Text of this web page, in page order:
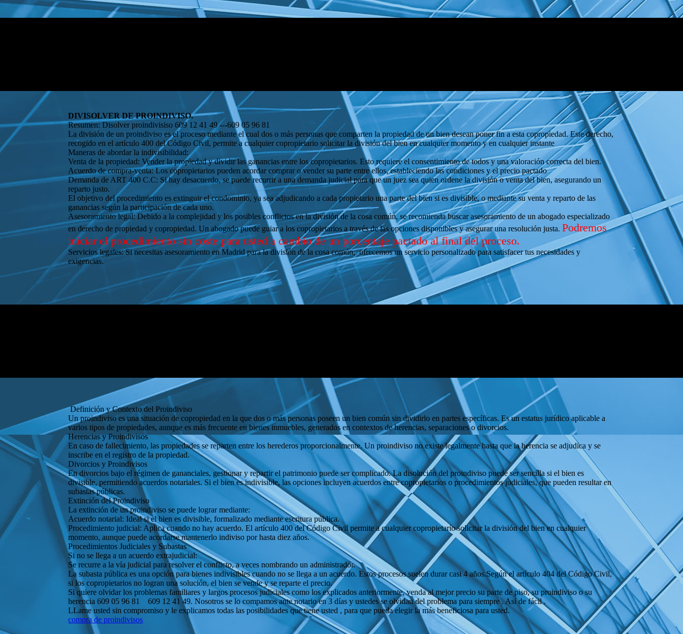
DIVISOLVER DE PROINDIVISO.
Resumen: Disolver proindivisiso 609 12 41 49 ---609 05 96 81
La división de un proindiviso es el proceso mediante el cual dos o más personas que comparten la propiedad de un bien desean poner fin a esta copropiedad. Este derecho,
recogido en el artículo 400 del Código Civil, permite a cualquier copropietario solicitar la división del bien en cualquier momento y en cualquier instante
Maneras de abordar la indivisibilidad:
Venta de la propiedad: Vender la propiedad y dividir las ganancias entre los copropietarios. Esto requiere el consentimiento de todos y una valoración correcta del bien.
Acuerdo de compra-venta: Los copropietarios pueden acordar comprar o vender su parte entre ellos, estableciendo las condiciones y el precio pactado
Demanda de ART 400 C.C: Si hay desacuerdo, se puede recurrir a una demanda judicial para que un juez sea quien ordene la división o venta del bien, asegurando un
reparto justo.
El objetivo del procedimiento es extinguir el condominio, ya sea adjudicando a cada propietario una parte del bien si es divisible, o mediante su venta y reparto de las
ganancias según la participación de cada uno.
Asesoramiento legal: Debido a la complejidad y los posibles conflictos en la división de la cosa común, se recomienda buscar asesoramiento de un abogado especializado
en derecho de propiedad y copropiedad. Un abogado puede guiar a los copropietarios a través de las opciones disponibles y asegurar una resolución justa. Podremos
iniciar el procedimiento sin coste para usted a cambio de un porcentaje pactado al final del proceso.
Servicios legales: Si necesitas asesoramiento en Madrid para la división de la cosa común, ofrecemos un servicio personalizado para satisfacer tus necesidades y
exigencias.
Definición y Contexto del Proindiviso
Un proindiviso es una situación de copropiedad en la que dos o más personas poseen un bien común sin dividirlo en partes específicas. Es un estatus jurídico aplicable a
varios tipos de propiedades, aunque es más frecuente en bienes inmuebles, generados en contextos de herencias, separaciones o divorcios.
Herencias y Proindivisos
En caso de fallecimiento, las propiedades se reparten entre los herederos proporcionalmente. Un proindiviso no existe legalmente hasta que la herencia se adjudica y se
inscribe en el registro de la propiedad.
Divorcios y Proindivisos
En divorcios bajo el régimen de gananciales, gestionar y repartir el patrimonio puede ser complicado. La disolución del proindiviso puede ser sencilla si el bien es
divisible, permitiendo acuerdos notariales. Si el bien es indivisible, las opciones incluyen acuerdos entre copropietarios o procedimientos judiciales, que pueden resultar en
subastas públicas.
Extinción del Proindiviso
La extinción de un proindiviso se puede lograr mediante:
Acuerdo notarial: Ideal si el bien es divisible, formalizado mediante escritura pública.
Procedimiento judicial: Aplica cuando no hay acuerdo. El artículo 400 del Código Civil permite a cualquier copropietario solicitar la división del bien en cualquier
momento, aunque puede acordarse mantenerlo indiviso por hasta diez años.
Procedimientos Judiciales y Subastas
Si no se llega a un acuerdo extrajudicial:
Se recurre a la vía judicial para resolver el conflicto, a veces nombrando un administrador.
La subasta pública es una opción para bienes indivisibles cuando no se llega a un acuerdo. Estos procesos suelen durar casi 4 años.Según el artículo 404 del Código Civil,
si los copropietarios no logran una solución, el bien se vende y se reparte el precio.
Si quiere olvidar los problemas familiares y largos procesos judiciales como los explicados anteriormente, venda al mejor precio su parte de piso, su proindiviso o su
herencia 609 05 96 81 609 12 41 49. Nosotros se lo compamos ante notario en 3 días y ustedes se olvidan del problema para siempre . Así de fácil .
LLame usted sin compromiso y le explicamos todas las posibilidades que tiene usted , para que pueda elegir la más beneficiosa para usted.
compra de proindivisos